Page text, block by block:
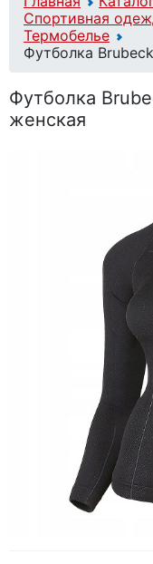
Спортивная
Термобелье
Футболка
Футболка
женская